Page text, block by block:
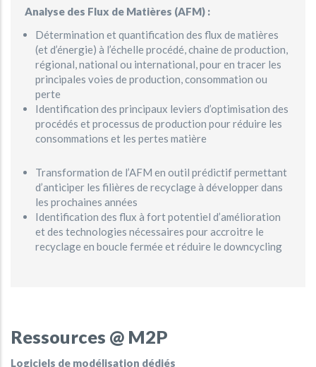
Analyse des Flux de Matières (AFM) :
Détermination et quantification des flux de matières
(et d’énergie) à l’échelle procédé, chaine de production,
régional, national ou international, pour en tracer les
principales voies de production, consommation ou
perte
Identification des principaux leviers d’optimisation des
procédés et processus de production pour réduire les
consommations et les pertes matière
Transformation de l’AFM en outil prédictif permettant
d’anticiper les filières de recyclage à développer dans
les prochaines années
Identification des flux à fort potentiel d’amélioration
et des technologies nécessaires pour accroitre le
recyclage en boucle fermée et réduire le downcycling
Ressources @ M2P
Logiciels de modélisation dédiés